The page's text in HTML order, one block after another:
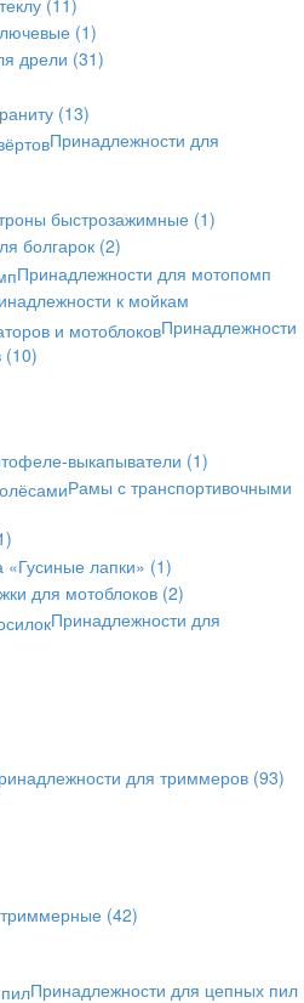
(1)
дрели (31)
(13)
Принадлежности для
быстрозажимные (1)
болгарок (2)
Принадлежности для мотопомп
к мойкам
Принадлежности
(10)
выкапыватели (1)
Рамы с транспортивочными
«Гусиные лапки» (1)
для мотоблоков (2)
Принадлежности для
для триммеров (93)
(42)
Принадлежности для цепных пил